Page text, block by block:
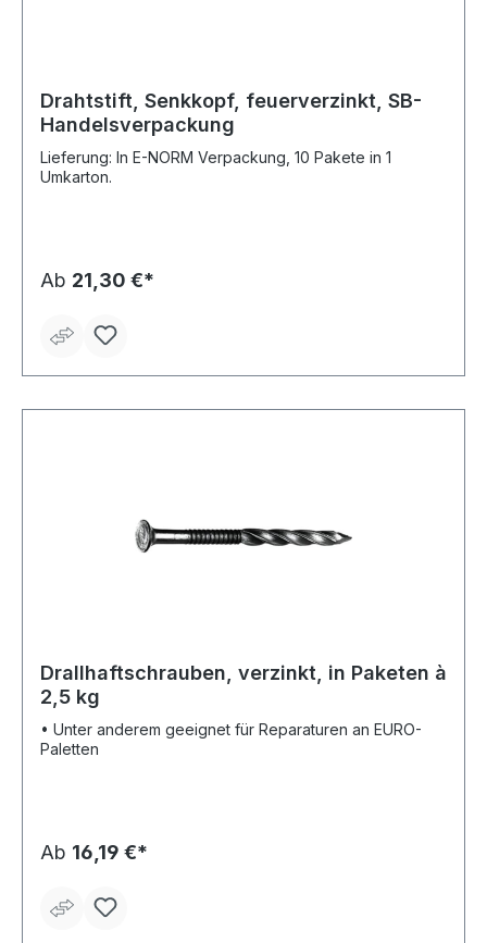
Drahtstift, Senkkopf, feuerverzinkt, SB-
Handelsverpackung
Lieferung: In E-NORM Verpackung, 10 Pakete in 1
Umkarton.
Ab 21,30 €*
Drallhaftschrauben, verzinkt, in Paketen à
2,5 kg
• Unter anderem geeignet für Reparaturen an EURO-
Paletten
Ab 16,19 €*